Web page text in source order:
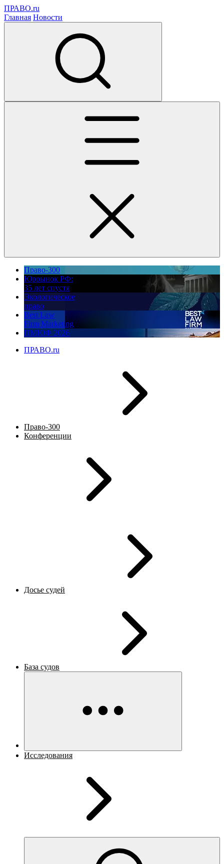
ПРАВО.ru
Главная Новости
Право-300
Юррынок РФ:
35 лет спустя
Экологическое
право
Best Law
Firm Marketing
ПМЮФ 2026
ПРАВО.ru
Право-300
Конференции
Досье судей
База судов
Исследования